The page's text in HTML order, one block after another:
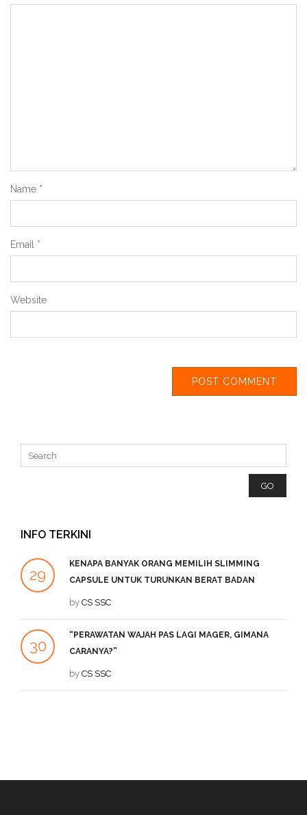
Name *
Email *
Website
INFO TERKINI
29
KENAPA BANYAK ORANG MEMILIH SLIMMING
CAPSULE UNTUK TURUNKAN BERAT BADAN
by CS SSC
30
“PERAWATAN WAJAH PAS LAGI MAGER, GIMANA
CARANYA?”
by CS SSC